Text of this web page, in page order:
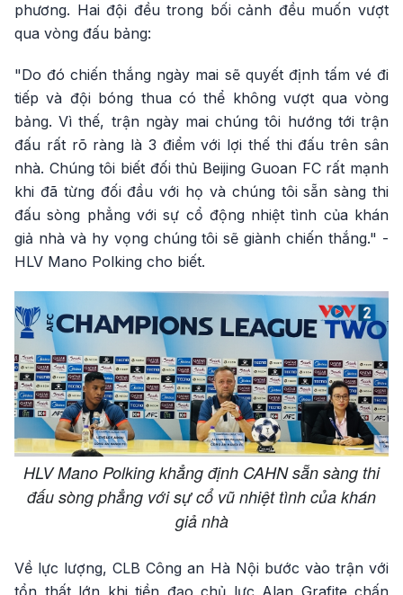
phương. Hai đội đều trong bối cảnh đều muốn vượt
qua vòng đấu bảng:
"Do đó chiến thắng ngày mai sẽ quyết định tấm vé đi
tiếp và đội bóng thua có thể không vượt qua vòng
bảng. Vì thế, trận ngày mai chúng tôi hướng tới trận
đấu rất rõ ràng là 3 điểm với lợi thế thi đấu trên sân
nhà. Chúng tôi biết đối thủ Beijing Guoan FC rất mạnh
khi đã từng đối đầu với họ và chúng tôi sẵn sàng thi
đấu sòng phẳng với sự cổ động nhiệt tình của khán
giả nhà và hy vọng chúng tôi sẽ giành chiến thắng." -
HLV Mano Polking cho biết.
HLV Mano Polking khẳng định CAHN sẵn sàng thi
đấu sòng phẳng với sự cổ vũ nhiệt tình của khán
giả nhà
Về lực lượng, CLB Công an Hà Nội bước vào trận với